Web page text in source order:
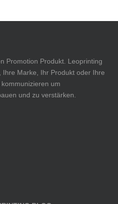
Promotion Produkt. Leoprinting
Marke, Ihr Produkt oder Ihre
um
und zu verstärken.